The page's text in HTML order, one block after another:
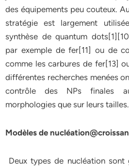
des équipements peu couteux.
stratégie est largement
synthèse de quantum
par exemple de fer[11] ou de
comme les carbures de fer[13]
différentes recherches menées
contrôle des NPs finales
morphologies que sur leurs tailles.
Modèles de
Deux types de nucléation sont